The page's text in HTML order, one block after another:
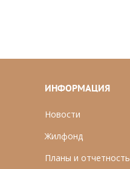
ИНФОРМАЦИЯ
Новости
Жилфонд
Планы и отчетность